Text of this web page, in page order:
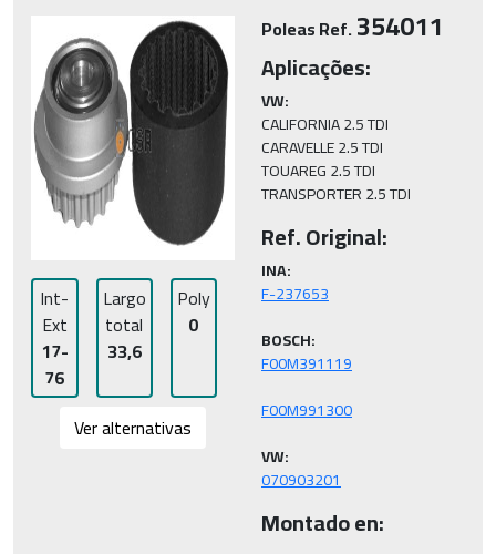
Int-
Ext
17-
76
Largo
total
33,6
Poly
0
Ver alternativas
Poleas Ref.354011
Aplicações:
VW:
CALIFORNIA 2.5 TDI
CARAVELLE 2.5 TDI
TOUAREG 2.5 TDI
TRANSPORTER 2.5 TDI
Ref. Original:
INA:
BOSCH:
VW:
070903201
Montado en: